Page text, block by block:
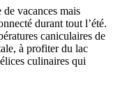
vacances mais
durant tout l’été.
caniculaires de
à profiter du lac
culinaires qui